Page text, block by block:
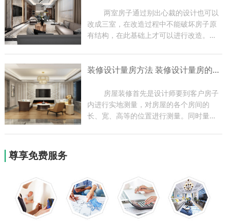
	两室房子通过别出心裁的设计也可以
改成三室，在改造过程中不能破坏房子原
有结构，在此基础上才可以进行改造。两
要比改造之前有进步。下面小编带大家了装修设计量房方法 装修设计量房的作用
	房屋装修首先是设计师要到客户房子
内进行实地测量，对房屋的各个房间的
长、宽、高等的位置进行测量。同时量房
尊享免费服务